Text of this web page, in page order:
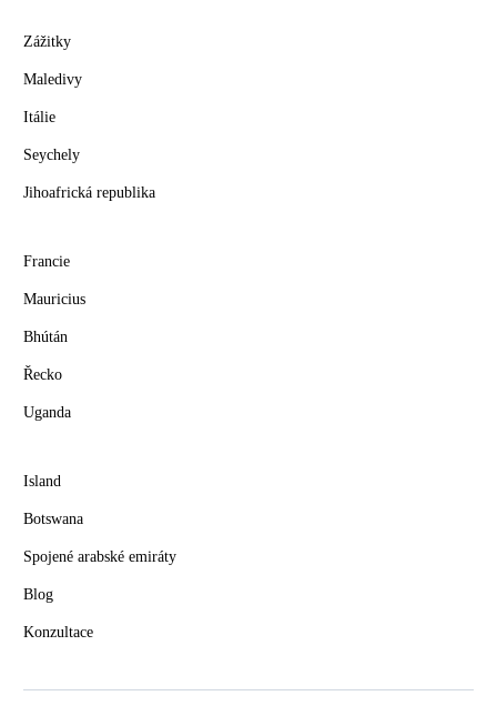
Zážitky
Maledivy
Itálie
Seychely
Jihoafrická republika
Francie
Mauricius
Bhútán
Řecko
Uganda
Island
Botswana
Spojené arabské emiráty
Blog
Konzultace